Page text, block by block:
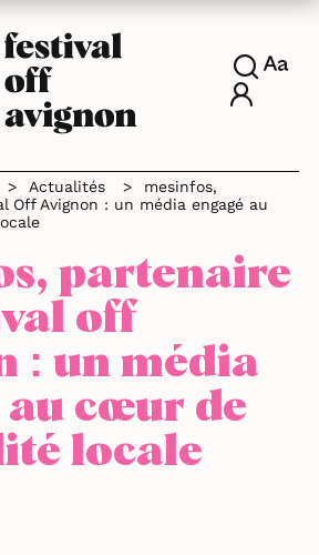
> Actualités >
mesinfos,
Off Avignon : un média engagé au
partenaire
off
: un média
au cœur de
locale